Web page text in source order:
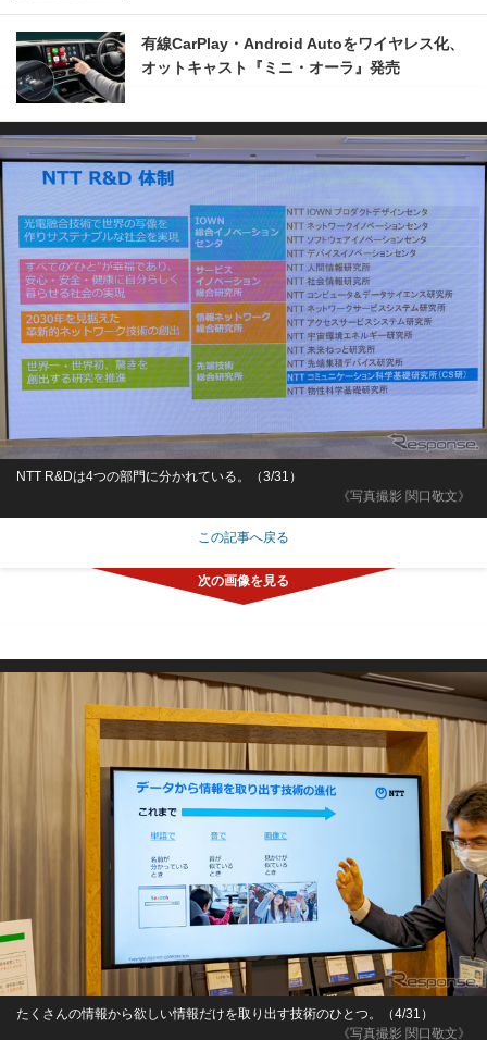
有線CarPlay・Android Autoをワイヤレス化、
オットキャスト『ミニ・オーラ』発売
《写真撮影 関口敬文》
NTT R&Dは4つの部門に分かれている。（3/31）
この記事へ戻る
《写真撮影 関口敬文》
たくさんの情報から欲しい情報だけを取り出す技術のひとつ。（4/31）